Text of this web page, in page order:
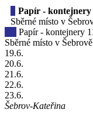
Papír - kontejnery
Sběrné místo v
Papír - kontejnery
Sběrné místo v
19.6.
20.6.
21 .6.
22.6.
23.6.
Šebrov-Kateřina